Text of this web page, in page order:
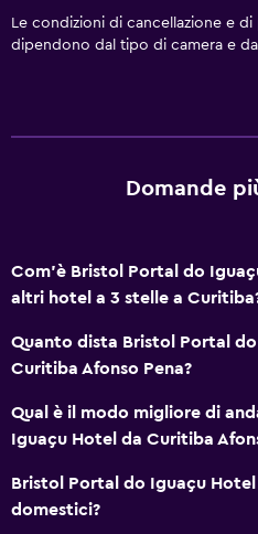
Le condizioni di cancellazione e
dipendono dal tipo di camera e
Domande
Com'è Bristol Portal do
altri hotel a 3 stelle a
Quanto dista Bristol Portal
Curitiba Afonso Pena?
Qual è il modo migliore di
Iguaçu Hotel da Curitiba
Bristol Portal do Iguaçu
domestici?